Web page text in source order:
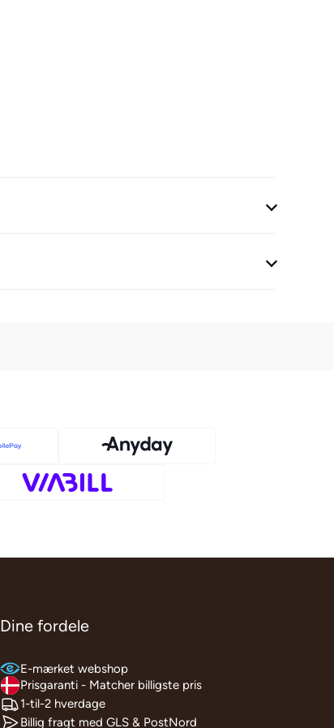
Dine fordele
E-mærket webshop
Prisgaranti - Matcher billigste pris
1-til-2 hverdage
Billig fragt med GLS & PostNord